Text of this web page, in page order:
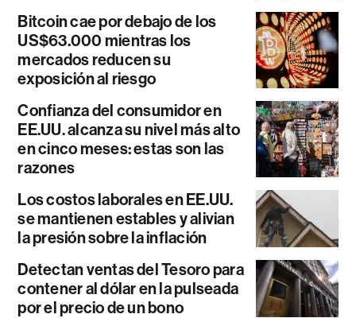
Bitcoin cae por debajo de los
US$63.000 mientras los
mercados reducen su
exposición al riesgo
Confianza del consumidor en
EE.UU. alcanza su nivel más alto
en cinco meses: estas son las
razones
Los costos laborales en EE.UU.
se mantienen estables y alivian
la presión sobre la inflación
Detectan ventas del Tesoro para
contener al dólar en la pulseada
por el precio de un bono